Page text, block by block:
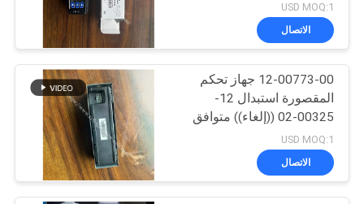
مبردة شاحنة ايسوزو
4
722 750 850 950
USD MOQ:1
الاتصال
12-00773-00 جهاز تحكم
المقصورة استبدال 12-
00325-02 ((إلغاء)) متوافق
722 750 850 950
USD MOQ:1
الاتصال